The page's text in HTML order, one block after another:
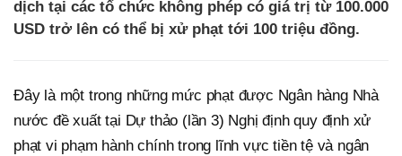
dịch tại các tổ chức không phép có giá trị từ 100.000
USD trở lên có thể bị xử phạt tới 100 triệu đồng.
Đây là một trong những mức phạt được Ngân hàng Nhà
nước đề xuất tại Dự thảo (lần 3) Nghị định quy định xử
phạt vi phạm hành chính trong lĩnh vực tiền tệ và ngân